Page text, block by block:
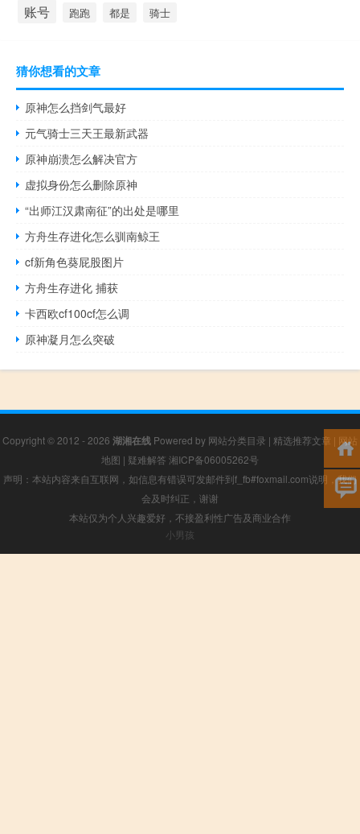
账号 跑跑 都是 骑士
猜你想看的文章
原神怎么挡剑气最好
元气骑士三天王最新武器
原神崩溃怎么解决官方
虚拟身份怎么删除原神
“出师江汉肃南征”的出处是哪里
方舟生存进化怎么驯南鲸王
cf新角色葵屁股图片
方舟生存进化 捕获
卡西欧cf100cf怎么调
原神凝月怎么突破
Copyright © 2012 - 2026 湖湘在线 Powered by 网站分类目录 | 精选推荐文章 | 网站
地图 | 疑难解答 湘ICP备06005262号
声明：本站内容来自互联网，如信息有错误可发邮件到f_fb#foxmail.com说明，我们
会及时纠正，谢谢
本站仅为个人兴趣爱好，不接盈利性广告及商业合作
小男孩